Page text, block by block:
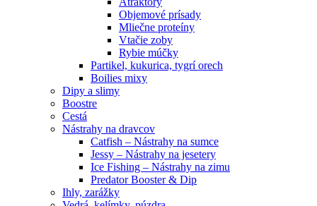
Objemové prísady
Mliečne proteíny
Vtačie zoby
Rybie múčky
Partikel, kukurica, tygrí orech
Boilies mixy
Dipy a slimy
Boostre
Cestá
Nástrahy na dravcov
Catfish – Nástrahy na sumce
Jessy – Nástrahy na jesetery
Ice Fishing – Nástrahy na zimu
Predator Booster & Dip
Ihly, zarážky